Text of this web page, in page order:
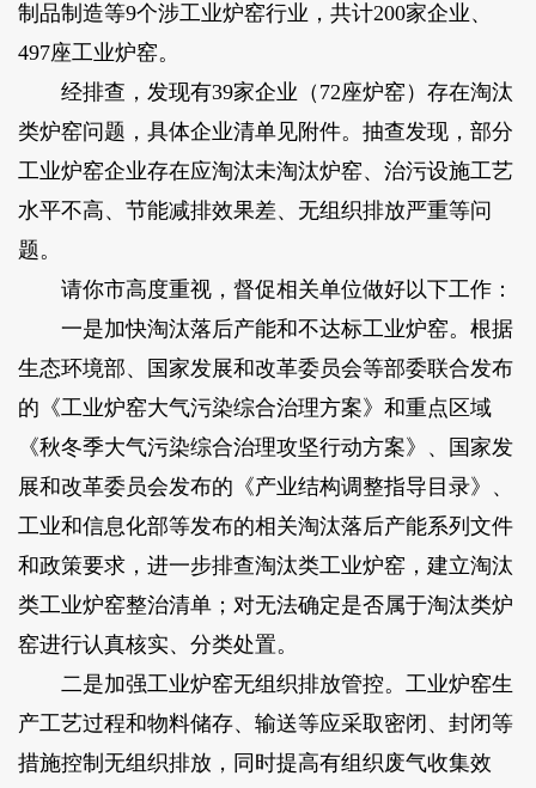
制品制造等9个涉工业炉窑行业，共计200家企业、
497座工业炉窑。
经排查，发现有39家企业（72座炉窑）存在淘汰
类炉窑问题，具体企业清单见附件。抽查发现，部分
工业炉窑企业存在应淘汰未淘汰炉窑、治污设施工艺
水平不高、节能减排效果差、无组织排放严重等问
题。
请你市高度重视，督促相关单位做好以下工作：
一是加快淘汰落后产能和不达标工业炉窑。根据
生态环境部、国家发展和改革委员会等部委联合发布
的《工业炉窑大气污染综合治理方案》和重点区域
《秋冬季大气污染综合治理攻坚行动方案》、国家发
展和改革委员会发布的《产业结构调整指导目录》、
工业和信息化部等发布的相关淘汰落后产能系列文件
和政策要求，进一步排查淘汰类工业炉窑，建立淘汰
类工业炉窑整治清单；对无法确定是否属于淘汰类炉
窑进行认真核实、分类处置。
二是加强工业炉窑无组织排放管控。工业炉窑生
产工艺过程和物料储存、输送等应采取密闭、封闭等
措施控制无组织排放，同时提高有组织废气收集效